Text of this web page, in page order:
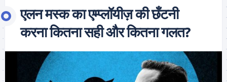
एलन मस्क का एम्प्लॉयीज़ की छँटनी
करना कितना सही और कितना गलत?